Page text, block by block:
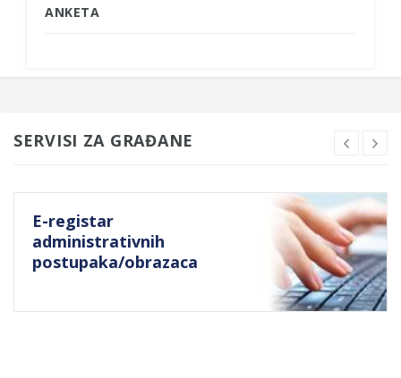
ANKETA
SERVISI ZA GRAĐANE
E-registar
administrativnih
postupaka/obrazaca